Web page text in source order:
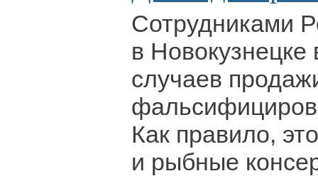
Сотрудниками
в
случаев
Как правило,
и рыбные